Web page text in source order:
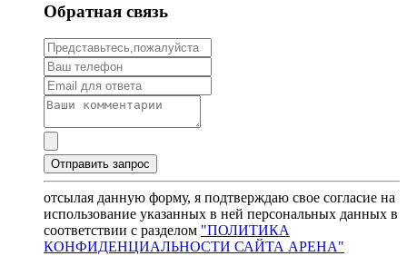
Обратная связь
отсылая данную форму, я подтверждаю свое согласие на
использование указанных в ней персональных данных в
соответствии с разделом "ПОЛИТИКА
КОНФИДЕНЦИАЛЬНОСТИ САЙТА АРЕНА"